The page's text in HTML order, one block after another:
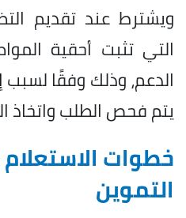
ويشترط عند تقديم
التي تثبت أحقية
الدعم، وذلك وفقًا لسبب
يتم فحص الطلب واتخاذ
خطوات
التموين